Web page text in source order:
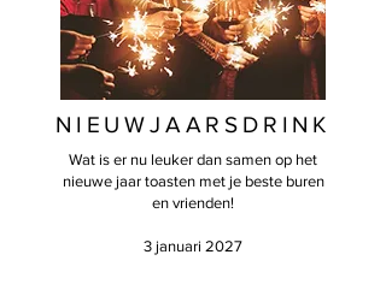
NIEUWJAARSDRINK
Wat is er nu leuker dan samen op het
nieuwe jaar toasten met je beste buren
en vrienden!
3 januari 2027​